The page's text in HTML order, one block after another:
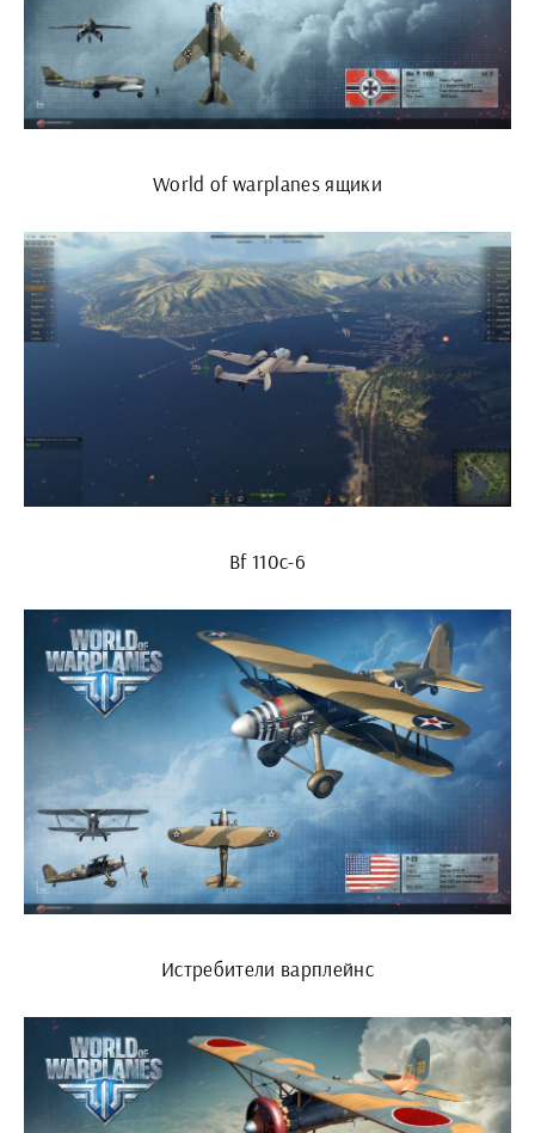
World of warplanes ящики
Bf 110c-6
Истребители варплейнс